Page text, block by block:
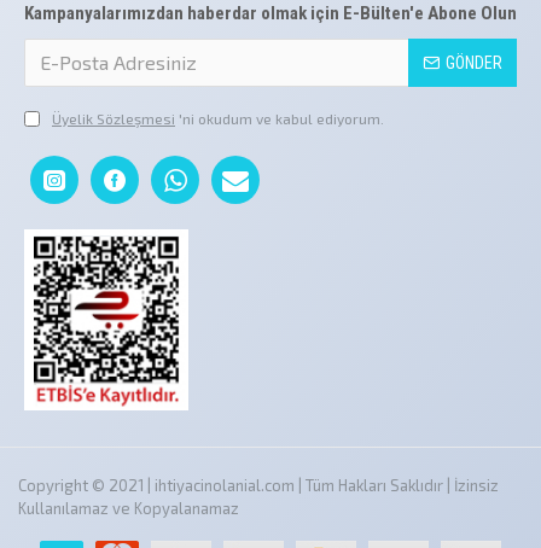
Kampanyalarımızdan haberdar olmak için E-Bülten'e Abone Olun
GÖNDER
Üyelik Sözleşmesi 'ni okudum ve kabul ediyorum.
Copyright © 2021 | ihtiyacinolanial.com | Tüm Hakları Saklıdır | İzinsiz
Kullanılamaz ve Kopyalanamaz